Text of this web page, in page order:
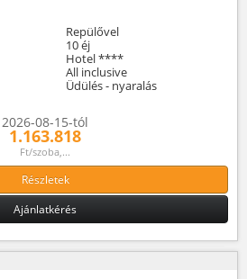
Repülővel
10 éj
Hotel ****
All inclusive
Üdülés - nyaralás
2026-08-15-tól
1.163.818
Ft/szoba,...
Részletek
Ajánlatkérés